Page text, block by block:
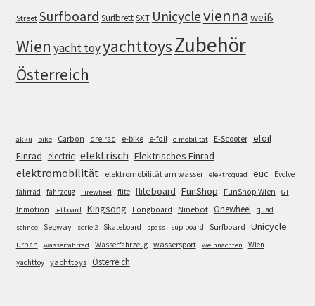
Street Surfboard SurfbrettSXT Unicyclevienna weiß
Wien yacht toyyachttoysZubehör
Österreich
akku bike Carbon dreirad e-bike e-foil e-mobilität E-Scooter efoil
Einrad electric elektrisch Elektrisches Einrad
elektromobilität elektromobilität am wasser elektroquad euc
Evolve
fahrrad
fahrzeug Firewheel flite fliteboard FunShop FunShop Wien GT
Inmotion jetboard Kingsong Longboard Ninebot Onewheel quad
schnee Segway serie 2 Skateboard spass sup board Surfboard Unicycle
urban wasserfahrrad Wasserfahrzeug wassersport weihnachten
Wien
yachttoy yachttoys Österreich